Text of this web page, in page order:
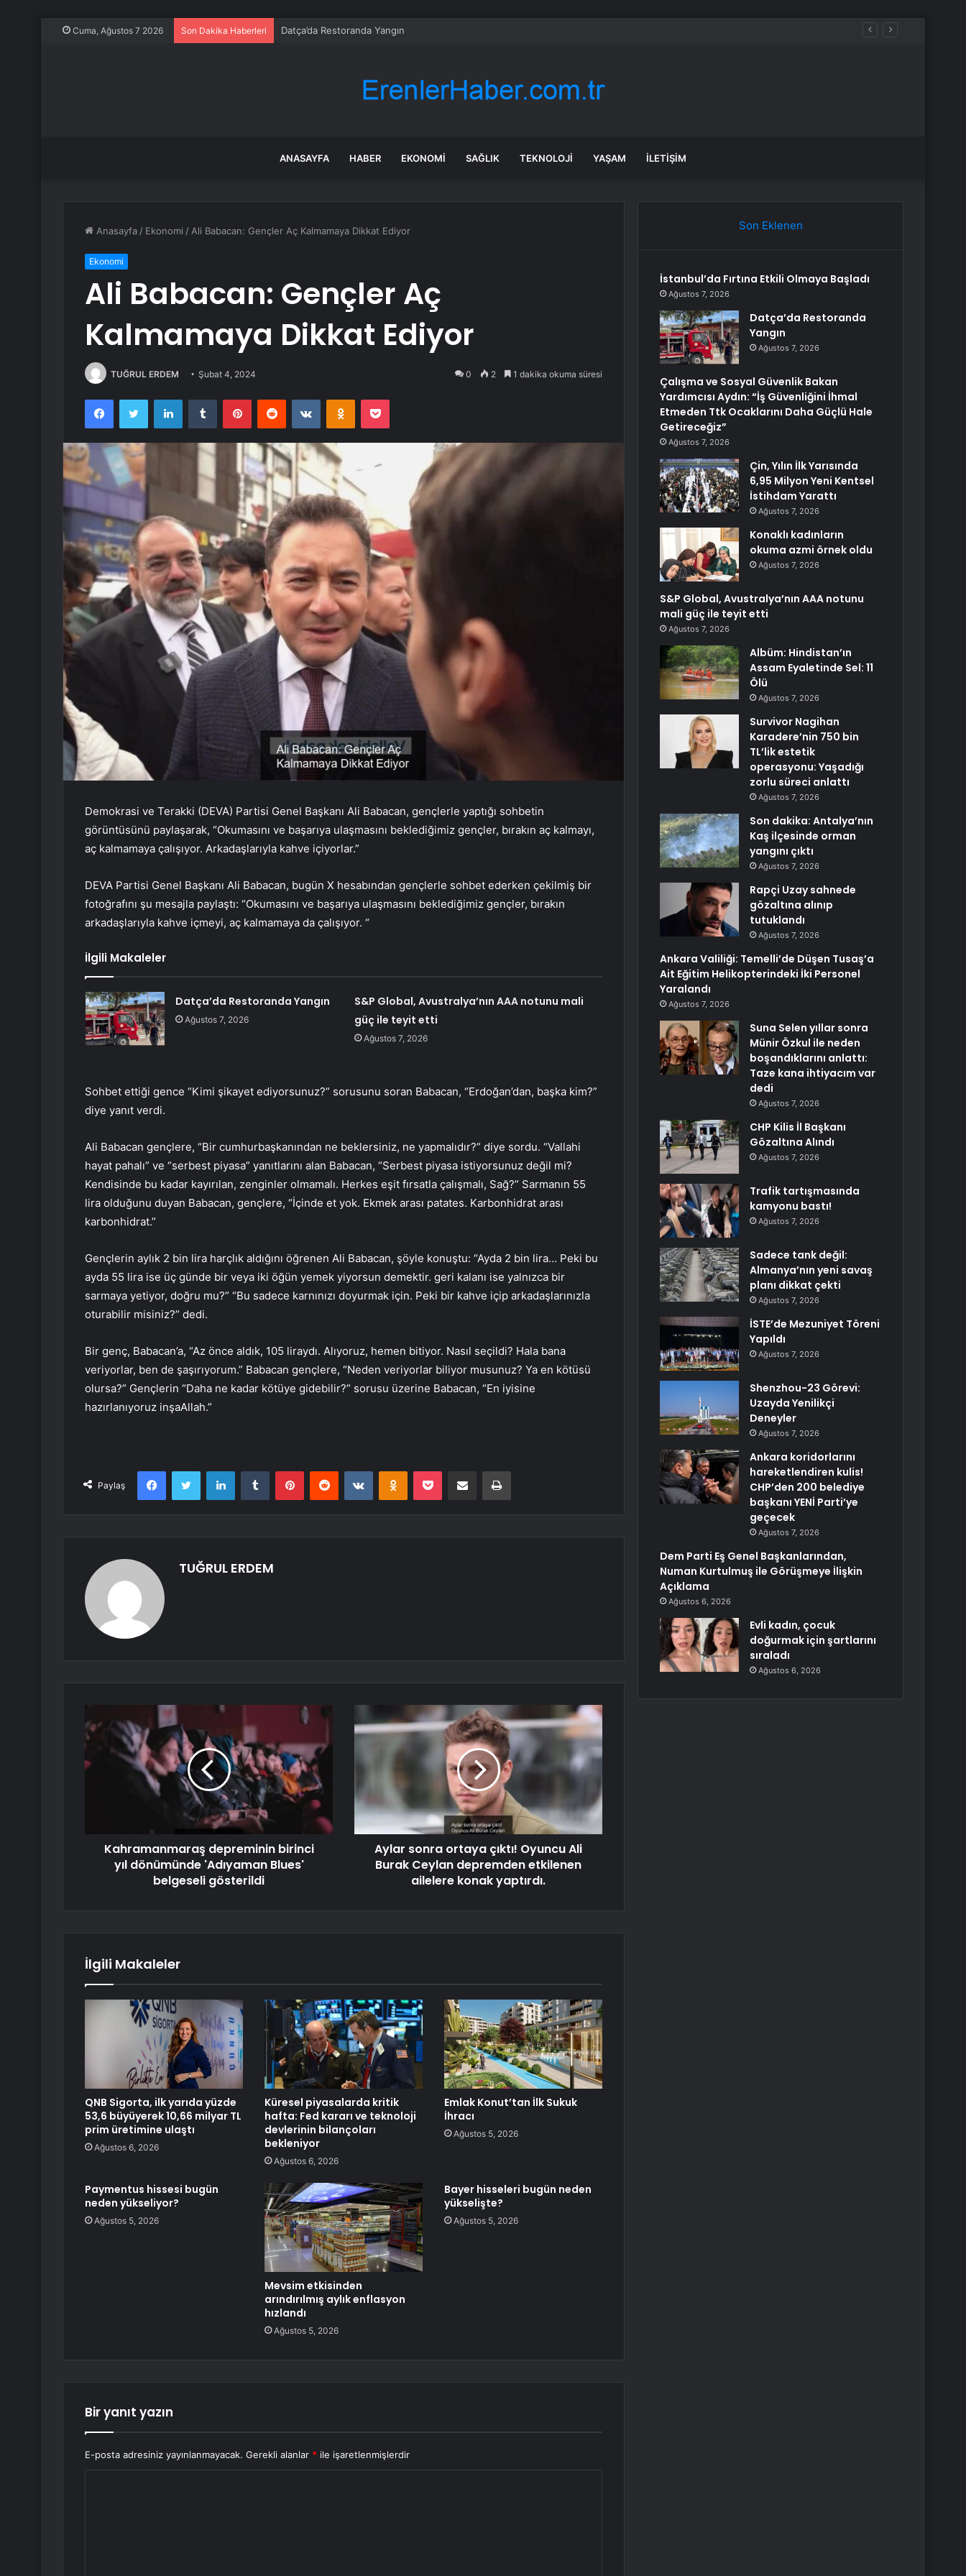
Cuma, Ağustos 7 2026 Son Dakika Haberleri Datça’da Restoranda Yangın
ANASAYFA HABER EKONOMI SAĞLIK TEKNOLOJI YAŞAM İLETIŞIM
Anasayfa / Ekonomi / Ali Babacan: Gençler Aç Kalmamaya Dikkat Ediyor
Ekonomi
Ali Babacan: Gençler Aç
Kalmamaya Dikkat Ediyor
TUĞRUL ERDEM Şubat 4, 2024 0 2 1 dakika okuma süresi
FacebookTwitter LinkedInTumblr PinterestReddit VKontakteOdnoklassniki
Pocket
Demokrasi ve Terakki (DEVA) Partisi Genel Başkanı Ali Babacan, gençlerle yaptığı sohbetin
görüntüsünü paylaşarak, “Okumasını ve başarıya ulaşmasını beklediğimiz gençler, bırakın aç kalmayı,
aç kalmamaya çalışıyor. Arkadaşlarıyla kahve içiyorlar.”
DEVA Partisi Genel Başkanı Ali Babacan, bugün X hesabından gençlerle sohbet ederken çekilmiş bir
fotoğrafını şu mesajla paylaştı: “Okumasını ve başarıya ulaşmasını beklediğimiz gençler, bırakın
arkadaşlarıyla kahve içmeyi, aç kalmamaya da çalışıyor. “
İlgili Makaleler
Datça’da Restoranda Yangın
Ağustos 7, 2026
S&P Global, Avustralya’nın AAA notunu mali
güç ile teyit etti
Ağustos 7, 2026
Sohbet ettiği gence “Kimi şikayet ediyorsunuz?” sorusunu soran Babacan, “Erdoğan’dan, başka kim?”
diye yanıt verdi.
Ali Babacan gençlere, “Bir cumhurbaşkanından ne beklersiniz, ne yapmalıdır?” diye sordu. “Vallahi
hayat pahalı” ve “serbest piyasa” yanıtlarını alan Babacan, “Serbest piyasa istiyorsunuz değil mi?
Kendisinde bu kadar kayırılan, zenginler olmamalı. Herkes eşit fırsatla çalışmalı, Sağ?” Sarmanın 55
lira olduğunu duyan Babacan, gençlere, “İçinde et yok. Ekmek arası patates. Karbonhidrat arası
karbonhidrat.”
Gençlerin aylık 2 bin lira harçlık aldığını öğrenen Ali Babacan, şöyle konuştu: “Ayda 2 bin lira… Peki bu
ayda 55 lira ise üç günde bir veya iki öğün yemek yiyorsun demektir. geri kalanı ise yalnızca bir
sarmaya yetiyor, doğru mu?” “Bu sadece karnınızı doyurmak için. Peki bir kahve içip arkadaşlarınızla
oturabilir misiniz?” dedi.
Bir genç, Babacan’a, “Az önce aldık, 105 liraydı. Alıyoruz, hemen bitiyor. Nasıl seçildi? Hala bana
veriyorlar, ben de şaşırıyorum.” Babacan gençlere, “Neden veriyorlar biliyor musunuz? Ya en kötüsü
olursa?” Gençlerin “Daha ne kadar kötüye gidebilir?” sorusu üzerine Babacan, “En iyisine
hazırlanıyoruz inşaAllah.”
Paylaş
FacebookTwitter LinkedInTumblr PinterestReddit VKontakteOdnoklassniki
Pocket E-Posta ile paylaş Yazdır
TUĞRUL ERDEM
Kahramanmaraş depreminin birinci
yıl dönümünde 'Adıyaman Blues'
belgeseli gösterildi
Aylar sonra ortaya çıktı! Oyuncu Ali
Burak Ceylan depremden etkilenen
ailelere konak yaptırdı.
İlgili Makaleler
QNB Sigorta, ilk yarıda yüzde
53,6 büyüyerek 10,66 milyar TL
prim üretimine ulaştı
Ağustos 6, 2026
Küresel piyasalarda kritik
hafta: Fed kararı ve teknoloji
devlerinin bilançoları
bekleniyor
Ağustos 6, 2026
Emlak Konut’tan İlk Sukuk
İhracı
Ağustos 5, 2026
Paymentus hissesi bugün
neden yükseliyor?
Ağustos 5, 2026
Mevsim etkisinden
arındırılmış aylık enflasyon
hızlandı
Ağustos 5, 2026
Bayer hisseleri bugün neden
yükselişte?
Ağustos 5, 2026
Bir yanıt yazın
E-posta adresiniz yayınlanmayacak. Gerekli alanlar * ile işaretlenmişlerdir
Son Eklenen
İstanbul’da Fırtına Etkili Olmaya Başladı
Ağustos 7, 2026
Datça’da Restoranda
Yangın
Ağustos 7, 2026
Çalışma ve Sosyal Güvenlik Bakan
Yardımcısı Aydın: “İş Güvenliğini İhmal
Etmeden Ttk Ocaklarını Daha Güçlü Hale
Getireceğiz”
Ağustos 7, 2026
Çin, Yılın İlk Yarısında
6,95 Milyon Yeni Kentsel
İstihdam Yarattı
Ağustos 7, 2026
Konaklı kadınların
okuma azmi örnek oldu
Ağustos 7, 2026
S&P Global, Avustralya’nın AAA notunu
mali güç ile teyit etti
Ağustos 7, 2026
Albüm: Hindistan’ın
Assam Eyaletinde Sel: 11
Ölü
Ağustos 7, 2026
Survivor Nagihan
Karadere’nin 750 bin
TL’lik estetik
operasyonu: Yaşadığı
zorlu süreci anlattı
Ağustos 7, 2026
Son dakika: Antalya’nın
Kaş ilçesinde orman
yangını çıktı
Ağustos 7, 2026
Rapçi Uzay sahnede
gözaltına alınıp
tutuklandı
Ağustos 7, 2026
Ankara Valiliği: Temelli’de Düşen Tusaş’a
Ait Eğitim Helikopterindeki İki Personel
Yaralandı
Ağustos 7, 2026
Suna Selen yıllar sonra
Münir Özkul ile neden
boşandıklarını anlattı:
Taze kana ihtiyacım var
dedi
Ağustos 7, 2026
CHP Kilis İl Başkanı
Gözaltına Alındı
Ağustos 7, 2026
Trafik tartışmasında
kamyonu bastı!
Ağustos 7, 2026
Sadece tank değil:
Almanya’nın yeni savaş
planı dikkat çekti
Ağustos 7, 2026
İSTE’de Mezuniyet Töreni
Yapıldı
Ağustos 7, 2026
Shenzhou-23 Görevi:
Uzayda Yenilikçi
Deneyler
Ağustos 7, 2026
Ankara koridorlarını
hareketlendiren kulis!
CHP’den 200 belediye
başkanı YENİ Parti’ye
geçecek
Ağustos 7, 2026
Dem Parti Eş Genel Başkanlarından,
Numan Kurtulmuş ile Görüşmeye İlişkin
Açıklama
Ağustos 6, 2026
Evli kadın, çocuk
doğurmak için şartlarını
sıraladı
Ağustos 6, 2026